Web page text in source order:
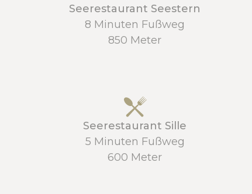
Seerestaurant Seestern
8 Minuten Fußweg
850 Meter
Seerestaurant Sille
5 Minuten Fußweg
600 Meter